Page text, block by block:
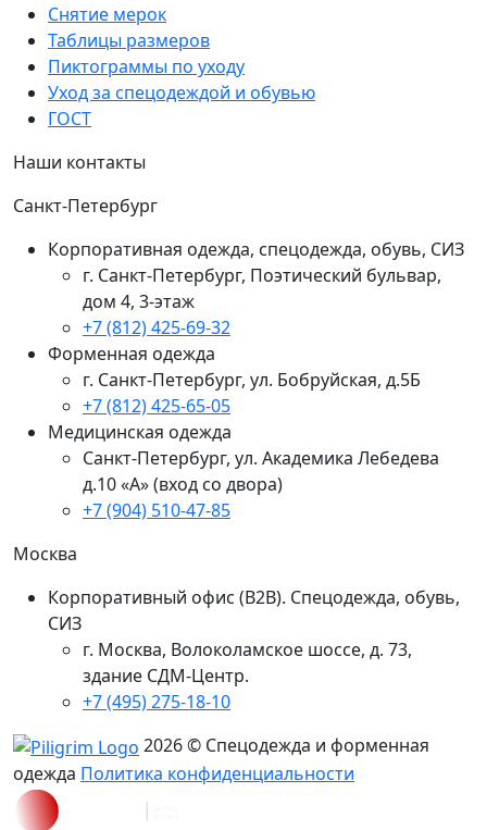
Снятие мерок
Таблицы размеров
Пиктограммы по уходу
Уход за спецодеждой и обувью
ГОСТ
Наши контакты
Санкт-Петербург
Корпоративная одежда, спецодежда, обувь, СИЗ
г. Санкт-Петербург, Поэтический бульвар,
дом 4, 3-этаж
+7 (812) 425-69-32
Форменная одежда
г. Санкт-Петербург, ул. Бобруйская, д.5Б
+7 (812) 425-65-05
Медицинская одежда
Санкт-Петербург, ул. Академика Лебедева
д.10 «А» (вход со двора)
+7 (904) 510-47-85
Москва
Корпоративный офис (В2В). Спецодежда, обувь,
СИЗ
г. Москва, Волоколамское шоссе, д. 73,
здание СДМ-Центр.
+7 (495) 275-18-10
2026 © Спецодежда и форменная
одежда Политика конфиденциальности